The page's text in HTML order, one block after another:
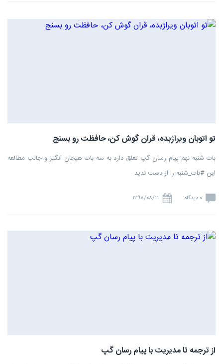
تو اتوبان ویراژبده، قران گوش کن، حافظت رو بسنج
بات شنبه نهم پیام رسان گپ تعلق دارد به سه بات هیجان انگیز و جالب مطالعه
این #بات_شنبه را از دست ندید
0 دیدگاه ۱۳۹۸/۰۸/۱۱
از ترجمه تا مدیریت با پیام رسان گپ